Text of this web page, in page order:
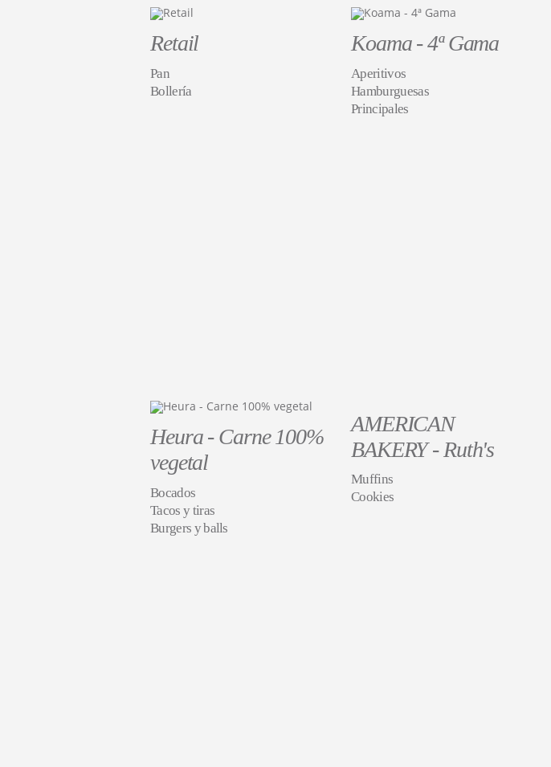
Retail
Pan
Bollería
Koama - 4ª Gama
Aperitivos
Hamburguesas
Principales
Heura - Carne 100%
vegetal
Bocados
Tacos y tiras
Burgers y balls
AMERICAN
BAKERY - Ruth's
Muffins
Cookies